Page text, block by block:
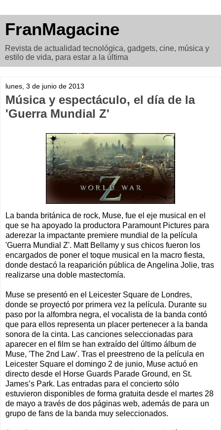
FranMagacine
Revista de actualidad tecnológica, gadgets, cine, música y
estilo de vida, para estar a la última
lunes, 3 de junio de 2013
Música y espectáculo, el día de la
'Guerra Mundial Z'
La banda británica de rock, Muse, fue el eje musical en el
que se ha apoyado la productora Paramount Pictures para
aderezar la impactante premiere mundial de la película
'Guerra Mundial Z'. Matt Bellamy y sus chicos fueron los
encargados de poner el toque musical en la macro fiesta,
donde destacó la reaparición pública de Angelina Jolie, tras
realizarse una doble mastectomía.
Muse se presentó en el Leicester Square de Londres,
donde se proyectó por primera vez la película. Durante su
paso por la alfombra negra, el vocalista de la banda contó
que para ellos representa un placer pertenecer a la banda
sonora de la cinta. Las canciones seleccionadas para
aparecer en el film se han extraído del último álbum de
Muse, 'The 2nd Law'. Tras el preestreno de la película en
Leicester Square el domingo 2 de junio, Muse actuó en
directo desde el Horse Guards Parade Ground, en St.
James’s Park. Las entradas para el concierto sólo
estuvieron disponibles de forma gratuita desde el martes 28
de mayo a través de dos páginas web, además de para un
grupo de fans de la banda muy seleccionados.